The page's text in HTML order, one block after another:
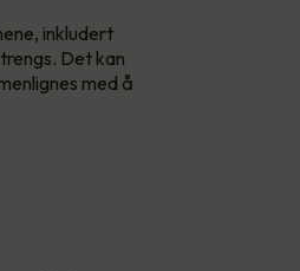
inkludert
Det kan
med å